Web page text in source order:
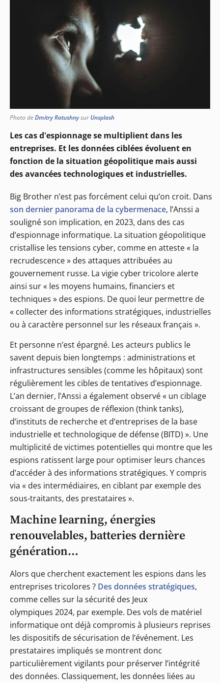
Photo deDmitry Ratushnysur Unsplash
Les cas d'espionnage se multiplient dans les
entreprises. Et les données ciblées évoluent en
fonction de la situation géopolitique mais aussi
des avancées technologiques et industrielles.
Big Brother n’est pas forcément celui qu’on croit. Dans
son dernier panorama de la cybermenace, l’Anssi a
souligné son implication, en 2023, dans des cas
d’espionnage informatique. La situation géopolitique
cristallise les tensions cyber, comme en atteste « la
recrudescence » des attaques attribuées au
gouvernement russe. La vigie cyber tricolore alerte
ainsi sur « les moyens humains, financiers et
techniques » des espions. De quoi leur permettre de
« collecter des informations stratégiques, industrielles
ou à caractère personnel sur les réseaux français ».
Et personne n’est épargné. Les acteurs publics le
savent depuis bien longtemps : administrations et
infrastructures sensibles (comme les hôpitaux) sont
régulièrement les cibles de tentatives d’espionnage.
L’an dernier, l’Anssi a également observé « un ciblage
croissant de groupes de réflexion (think tanks),
d’instituts de recherche et d’entreprises de la base
industrielle et technologique de défense (BITD) ». Une
multiplicité de victimes potentielles qui montre que les
espions ratissent large pour optimiser leurs chances
d’accéder à des informations stratégiques. Y compris
via « des intermédiaires, en ciblant par exemple des
sous-traitants, des prestataires ».
Machine learning, énergies
renouvelables, batteries dernière
génération…
Alors que cherchent exactement les espions dans les
entreprises tricolores ? Des données stratégiques,
comme celles sur la sécurité des Jeux
olympiques 2024, par exemple. Des vols de matériel
informatique ont déjà compromis à plusieurs reprises
les dispositifs de sécurisation de l’événement. Les
prestataires impliqués se montrent donc
particulièrement vigilants pour préserver l’intégrité
des données. Classiquement, les données liées au